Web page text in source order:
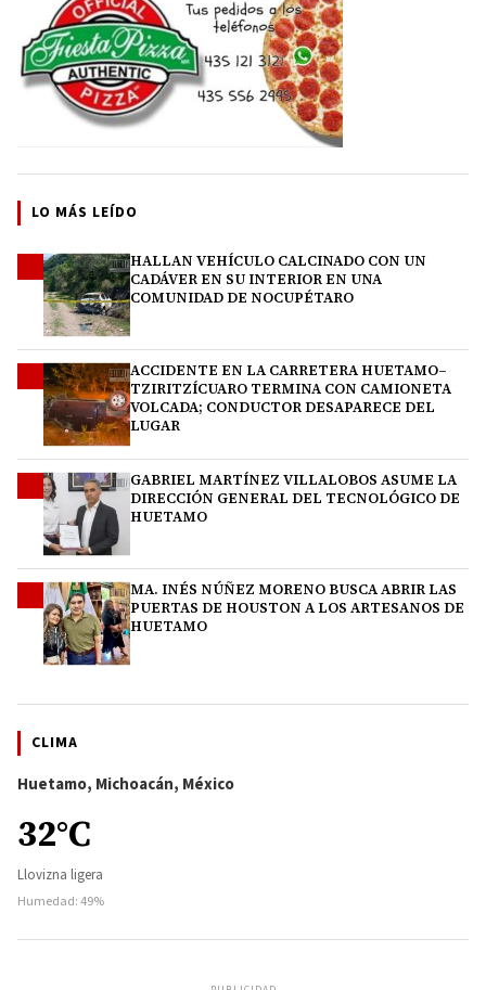
LO MÁS LEÍDO
HALLAN VEHÍCULO CALCINADO CON UN
CADÁVER EN SU INTERIOR EN UNA
COMUNIDAD DE NOCUPÉTARO
ACCIDENTE EN LA CARRETERA HUETAMO–
TZIRITZÍCUARO TERMINA CON CAMIONETA
VOLCADA; CONDUCTOR DESAPARECE DEL
LUGAR
GABRIEL MARTÍNEZ VILLALOBOS ASUME LA
DIRECCIÓN GENERAL DEL TECNOLÓGICO DE
HUETAMO
MA. INÉS NÚÑEZ MORENO BUSCA ABRIR LAS
PUERTAS DE HOUSTON A LOS ARTESANOS DE
HUETAMO
CLIMA
Huetamo, Michoacán, México
32°C
Llovizna ligera
Humedad: 49%